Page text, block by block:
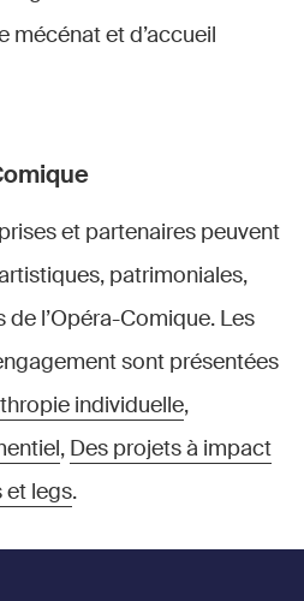
mécénat et d’accueil
et partenaires peuvent
patrimoniales,
l’Opéra-Comique. Les
sont présentées
individuelle,
, Des projets à impact
et legs.